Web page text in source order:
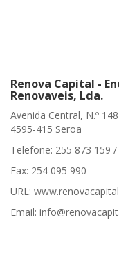
Renova Capital -
Renovaveis, Lda.
Avenida Central, N.º 148
4595-415 Seroa
Telefone: 255 873 159
Fax: 254 095 990
URL:
Email: